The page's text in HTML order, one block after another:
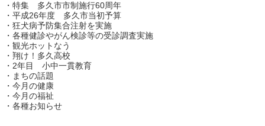
・特集 多久市市制施行60周年
・平成26年度 多久市当初予算
・狂犬病予防集合注射を実施
・各種健診やがん検診等の受診調査実施
・観光ホットなう
・翔け！多久高校
・2年目 小中一貫教育
・まちの話題
・今月の健康
・今月の福祉
・各種お知らせ